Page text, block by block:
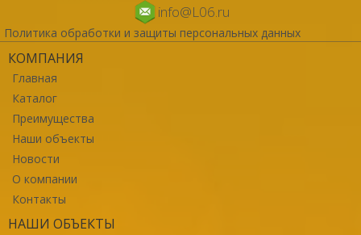
info@L06.ru
Политика обработки и защиты персональных данных
КОМПАНИЯ
Главная
Каталог
Преимущества
Наши объекты
Новости
О компании
Контакты
НАШИ ОБЪЕКТЫ